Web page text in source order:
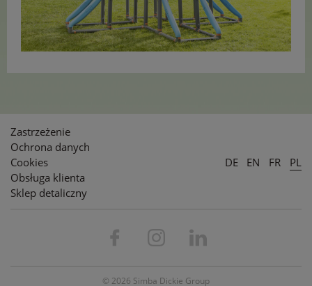
Zastrzeżenie
Ochrona danych
Cookies
Obsługa klienta
Sklep detaliczny
DE EN FR PL
© 2026 Simba Dickie Group